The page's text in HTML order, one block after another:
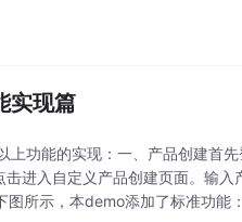
实现篇
功能的实现：一、产品创建首
进入自定义产品创建页面。输
所示，本demo添加了标准功能